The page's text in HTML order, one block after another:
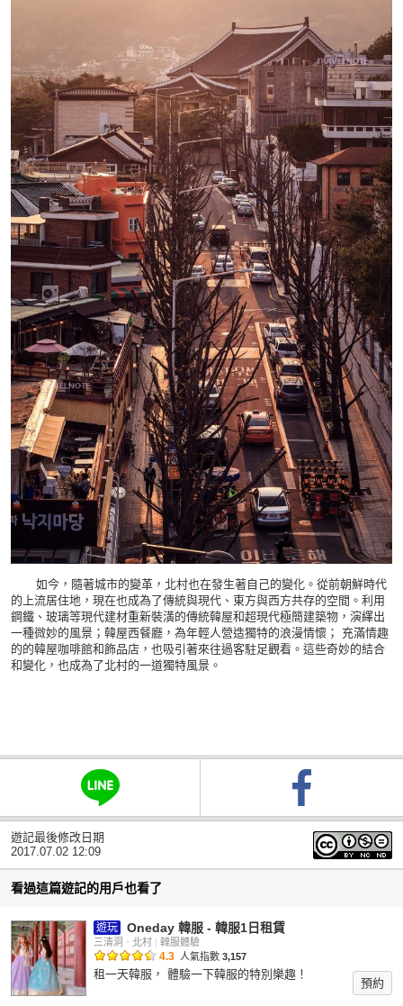
如今，隨著城市的變革，北村也在發生著自己的變化。從前朝鮮時代
的上流居住地，現在也成為了傳統與現代、東方與西方共存的空間。利用
鋼鐵、玻璃等現代建材重新裝潢的傳統韓屋和超現代極簡建築物，演繹出
一種微妙的風景；韓屋西餐廳，為年輕人營造獨特的浪漫情懷； 充滿情趣
的的韓屋咖啡館和飾品店，也吸引著來往過客駐足觀看。這些奇妙的結合
和變化，也成為了北村的一道獨特風景。
遊記最後修改日期
2017.07.02 12:09
看過這篇遊記的用戶也看了
遊玩 Oneday 韓服 - 韓服1日租賃
三清洞ㆍ北村 | 韓服體驗
4.3 人氣指數 3,157
租一天韓服， 體驗一下韓服的特別樂趣！
預約